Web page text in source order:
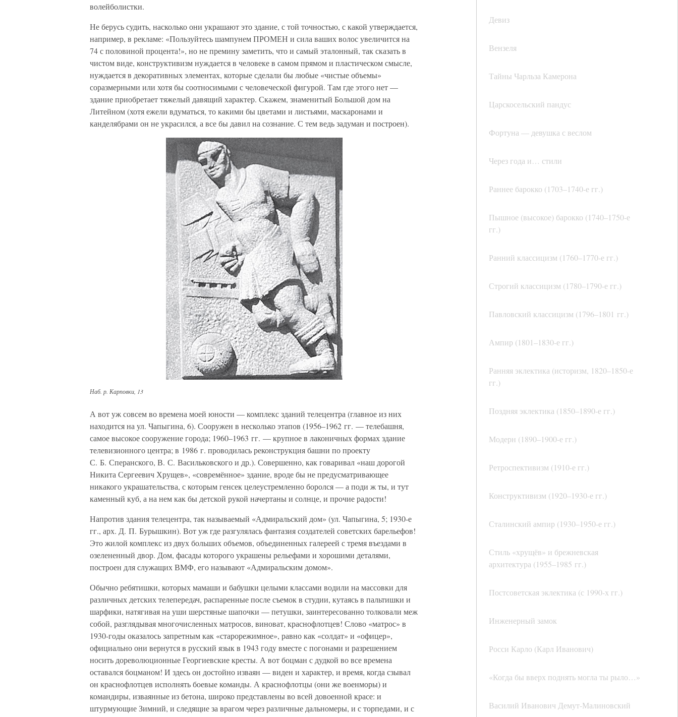
Девиз
Вензеля
Тайны Чарльза Камерона
Царскосельский пандус
Фортуна — девушка с веслом
Через года и… стили
Раннее барокко (1703–1740-е гг.)
Пышное (высокое) барокко (1740–1750-е
гг.)
Ранний классицизм (1760–1770-е гг.)
Строгий классицизм (1780–1790-е гг.)
Павловский классицизм (1796–1801 гг.)
Ампир (1801–1830-е гг.)
Ранняя эклектика (историзм, 1820–1850-е
гг.)
Поздняя эклектика (1850–1890-е гг.)
Модерн (1890–1900-е гг.)
Ретроспективизм (1910-е гг.)
Конструктивизм (1920–1930-е гг.)
Сталинский ампир (1930–1950-е гг.)
Стиль «хрущёв» и брежневская
архитектура (1955–1985 гг.)
Постсоветская эклектика (с 1990-х гг.)
Инженерный замок
Росси Карло (Карл Иванович)
«Когда бы вверх поднять могла ты рыло…»
Василий Иванович Демут-Малиновский
волейболистки.
Не берусь судить, насколько они украшают это здание, с той точностью, с какой утверждается,
например, в рекламе: «Пользуйтесь шампунем ПРОМЕН и сила ваших волос увеличится на
74 с половиной процента!», но не премину заметить, что и самый эталонный, так сказать в
чистом виде, конструктивизм нуждается в человеке в самом прямом и пластическом смысле,
нуждается в декоративных элементах, которые сделали бы любые «чистые объемы»
соразмерными или хотя бы соотносимыми с человеческой фигурой. Там где этого нет —
здание приобретает тяжелый давящий характер. Скажем, знаменитый Большой дом на
Литейном (хотя ежели вдуматься, то какими бы цветами и листьями, маскаронами и
канделябрами он не украсился, а все бы давил на сознание. С тем ведь задуман и построен).
Наб. р. Карповки, 13
А вот уж совсем во времена моей юности — комплекс зданий телецентра (главное из них
находится на ул. Чапыгина, 6). Сооружен в несколько этапов (1956–1962 гг. — телебашня,
самое высокое сооружение города; 1960–1963 гг. — крупное в лаконичных формах здание
телевизионного центра; в 1986 г. проводилась реконструкция башни по проекту
С. Б. Сперанского, В. С. Васильковского и др.). Совершенно, как говаривал «наш дорогой
Никита Сергеевич Хрущев», «совремённое» здание, вроде бы не предусматривающее
никакого украшательства, с которым генсек целеустремленно боролся — а поди ж ты, и тут
каменный куб, а на нем как бы детской рукой начертаны и солнце, и прочие радости!
Напротив здания телецентра, так называемый «Адмиральский дом» (ул. Чапыгина, 5; 1930-е
гг., арх. Д. П. Бурышкин). Вот уж где разгулялась фантазия создателей советских барельефов!
Это жилой комплекс из двух больших объемов, объединенных галереей с тремя въездами в
озелененный двор. Дом, фасады которого украшены рельефами и хорошими деталями,
построен для служащих ВМФ, его называют «Адмиральским домом».
Обычно ребятишки, которых мамаши и бабушки целыми классами водили на массовки для
различных детских телепередач, распаренные после съемок в студии, кутаясь в пальтишки и
шарфики, натягивая на уши шерстяные шапочки — петушки, заинтересованно толковали меж
собой, разглядывая многочисленных матросов, виноват, краснофлотцев! Слово «матрос» в
1930-годы оказалось запретным как «старорежимное», равно как «солдат» и «офицер»,
официально они вернутся в русский язык в 1943 году вместе с погонами и разрешением
носить дореволюционные Георгиевские кресты. А вот боцман с дудкой во все времена
оставался боцманом! И здесь он достойно изваян — виден и характер, и время, когда сзывал
он краснофлотцев исполнять боевые команды. А краснофлотцы (они же военморы) и
командиры, изваянные из бетона, широко представлены во всей довоенной красе: и
штурмующие Зимний, и следящие за врагом через различные дальномеры, и с торпедами, и с